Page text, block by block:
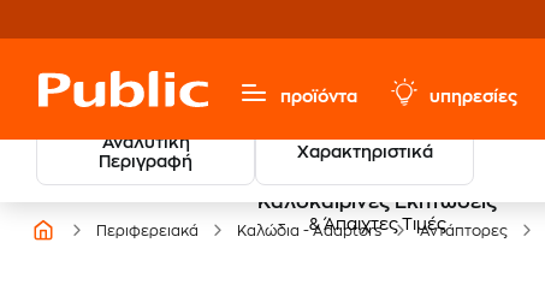
προϊόντα υπηρεσίες
Αναλυτική
Περιγραφή
Χαρακτηριστικά
Καλοκαιρινές Εκπτώσεις
& Άπαιχτες Τιμές
Περιφερειακά Καλώδια - Adaptors Αντάπτορες